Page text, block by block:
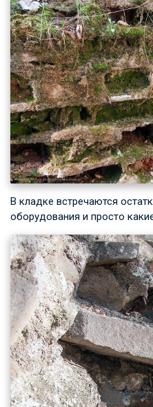
В кладке встречаются
оборудования и просто